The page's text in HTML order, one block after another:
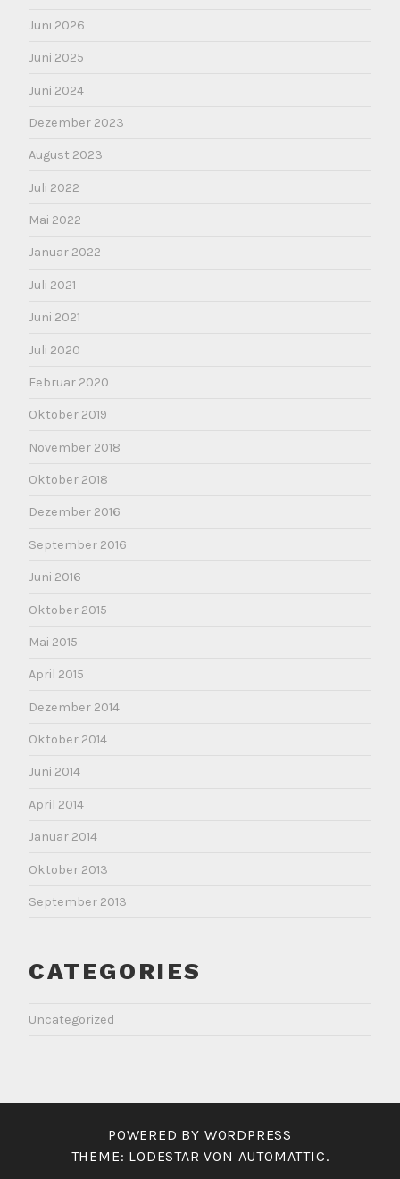
Juni 2026
Juni 2025
Juni 2024
Dezember 2023
August 2023
Juli 2022
Mai 2022
Januar 2022
Juli 2021
Juni 2021
Juli 2020
Februar 2020
Oktober 2019
November 2018
Oktober 2018
Dezember 2016
September 2016
Juni 2016
Oktober 2015
Mai 2015
April 2015
Dezember 2014
Oktober 2014
Juni 2014
April 2014
Januar 2014
Oktober 2013
September 2013
CATEGORIES
Uncategorized
POWERED BY WORDPRESS
THEME: LODESTAR VON AUTOMATTIC.